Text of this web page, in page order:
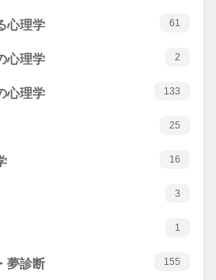
心理学 61
心理学 2
心理学 133
25
16
3
1
夢診断 155